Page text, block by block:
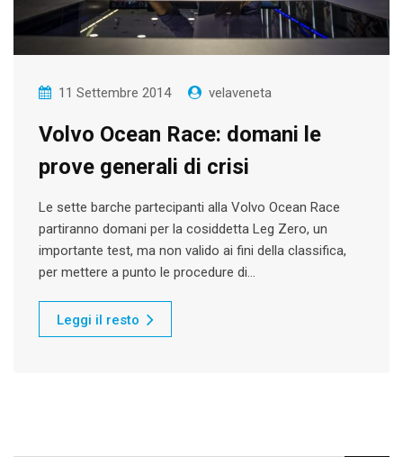
11 Settembre 2014 velaveneta
Volvo Ocean Race: domani le
prove generali di crisi
Le sette barche partecipanti alla Volvo Ocean Race
partiranno domani per la cosiddetta Leg Zero, un
importante test, ma non valido ai fini della classifica,
per mettere a punto le procedure di…
Leggi il resto